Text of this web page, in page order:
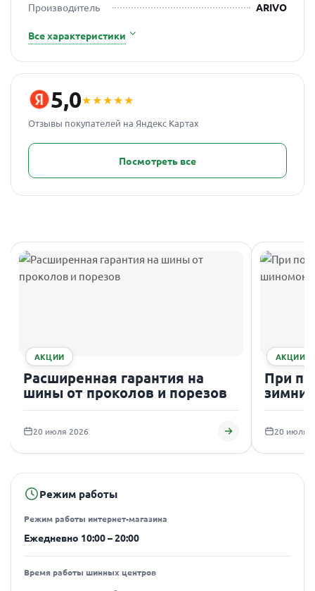
Производитель
ARIVO
Все характеристики
5,0★★★★★
Отзывы покупателей на Яндекс Картах
Посмотреть все
АКЦИИ
Расширенная гарантия на
шины от проколов и порезов
20 июля 2026
АКЦИИ
При
20 июля
Режим работы
Режим работы интернет-магазина
Ежедневно 10:00 – 20:00
Время работы шинных центров